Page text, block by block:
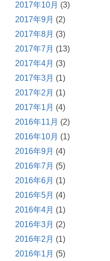
2017年10月 (3)
2017年9月 (2)
2017年8月 (3)
2017年7月 (13)
2017年4月 (3)
2017年3月 (1)
2017年2月 (1)
2017年1月 (4)
2016年11月 (2)
2016年10月 (1)
2016年9月 (4)
2016年7月 (5)
2016年6月 (1)
2016年5月 (4)
2016年4月 (1)
2016年3月 (2)
2016年2月 (1)
2016年1月 (5)